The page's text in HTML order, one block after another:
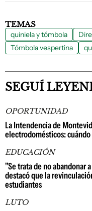
TEMAS
quiniela y tómbola
Tómbola vespertina
SEGUÍ
OPORTUNIDAD
La Intendencia de
electrodomésticos:
EDUCACIÓN
"Se trata de no abandonar
destacó que la
estudiantes
LUTO